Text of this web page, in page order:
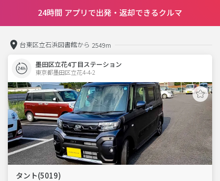
24時間 アプリで出発・返却できるクルマ
台東区立石浜図書館から 2549m
墨田区立花4丁目ステーション
東京都墨田区立花4-4-2
タント(5019)